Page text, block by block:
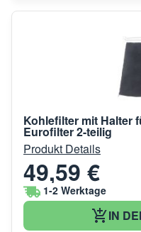
Kohlefilter mit Halter
Eurofilter 2-teilig
Produkt Details
49,59 €
1-2 Werktage
IN